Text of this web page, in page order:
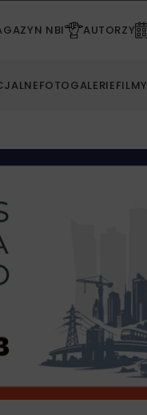
NBI AUTORZY
FOTOGALERIEFILMY